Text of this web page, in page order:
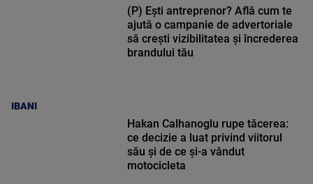
IBANI
(P) Ești antreprenor? Află cum te
ajută o campanie de advertoriale
să crești vizibilitatea și încrederea
brandului tău
Hakan Calhanoglu rupe tăcerea:
ce decizie a luat privind viitorul
său și de ce și-a vândut
motocicleta